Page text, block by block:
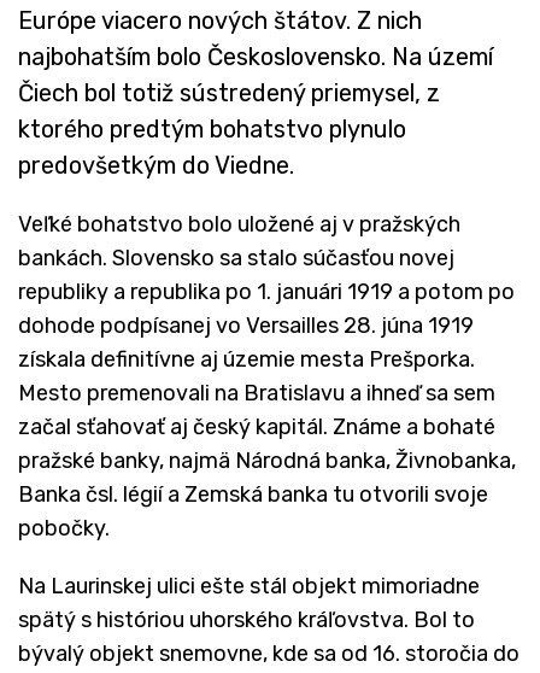
Európe viacero nových štátov. Z nich
najbohatším bolo Československo. Na území
Čiech bol totiž sústredený priemysel, z
ktorého predtým bohatstvo plynulo
predovšetkým do Viedne.
Veľké bohatstvo bolo uložené aj v pražských
bankách. Slovensko sa stalo súčasťou novej
republiky a republika po 1. januári 1919 a potom po
dohode podpísanej vo Versailles 28. júna 1919
získala definitívne aj územie mesta Prešporka.
Mesto premenovali na Bratislavu a ihneď sa sem
začal sťahovať aj český kapitál. Známe a bohaté
pražské banky, najmä Národná banka, Živnobanka,
Banka čsl. légií a Zemská banka tu otvorili svoje
pobočky.
Na Laurinskej ulici ešte stál objekt mimoriadne
spätý s históriou uhorského kráľovstva. Bol to
bývalý objekt snemovne, kde sa od 16. storočia do